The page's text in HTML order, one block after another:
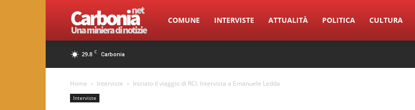
Carbonia.net
COMUNE INTERVISTE ATTUALITÀ POLITICA CULTURA
29.8 C Carbonia
Home Interviste Iniziato il viaggio di RCI. Intervista a Emanuele Ledda
Interviste